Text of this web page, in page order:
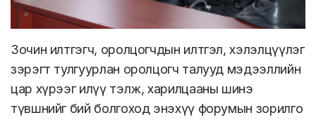
Зочин илтгэгч, оролцогчдын илтгэл, хэлэлцүүлэг
зэрэгт тулгуурлан оролцогч талууд мэдээллийн
цар хүрээг илүү тэлж, харилцааны шинэ
түвшнийг бий болгоход энэхүү форумын зорилго